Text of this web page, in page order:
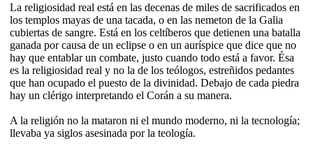
La religiosidad real está en las decenas de miles de sacrificados en
los templos mayas de una tacada, o en las nemeton de la Galia
cubiertas de sangre. Está en los celtíberos que detienen una batalla
ganada por causa de un eclipse o en un auríspice que dice que no
hay que entablar un combate, justo cuando todo está a favor. Ésa
es la religiosidad real y no la de los teólogos, estreñidos pedantes
que han ocupado el puesto de la divinidad. Debajo de cada piedra
hay un clérigo interpretando el Corán a su manera.
A la religión no la mataron ni el mundo moderno, ni la tecnología;
llevaba ya siglos asesinada por la teología.